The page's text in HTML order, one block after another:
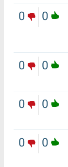
0
0
0
0
0
0
0
0